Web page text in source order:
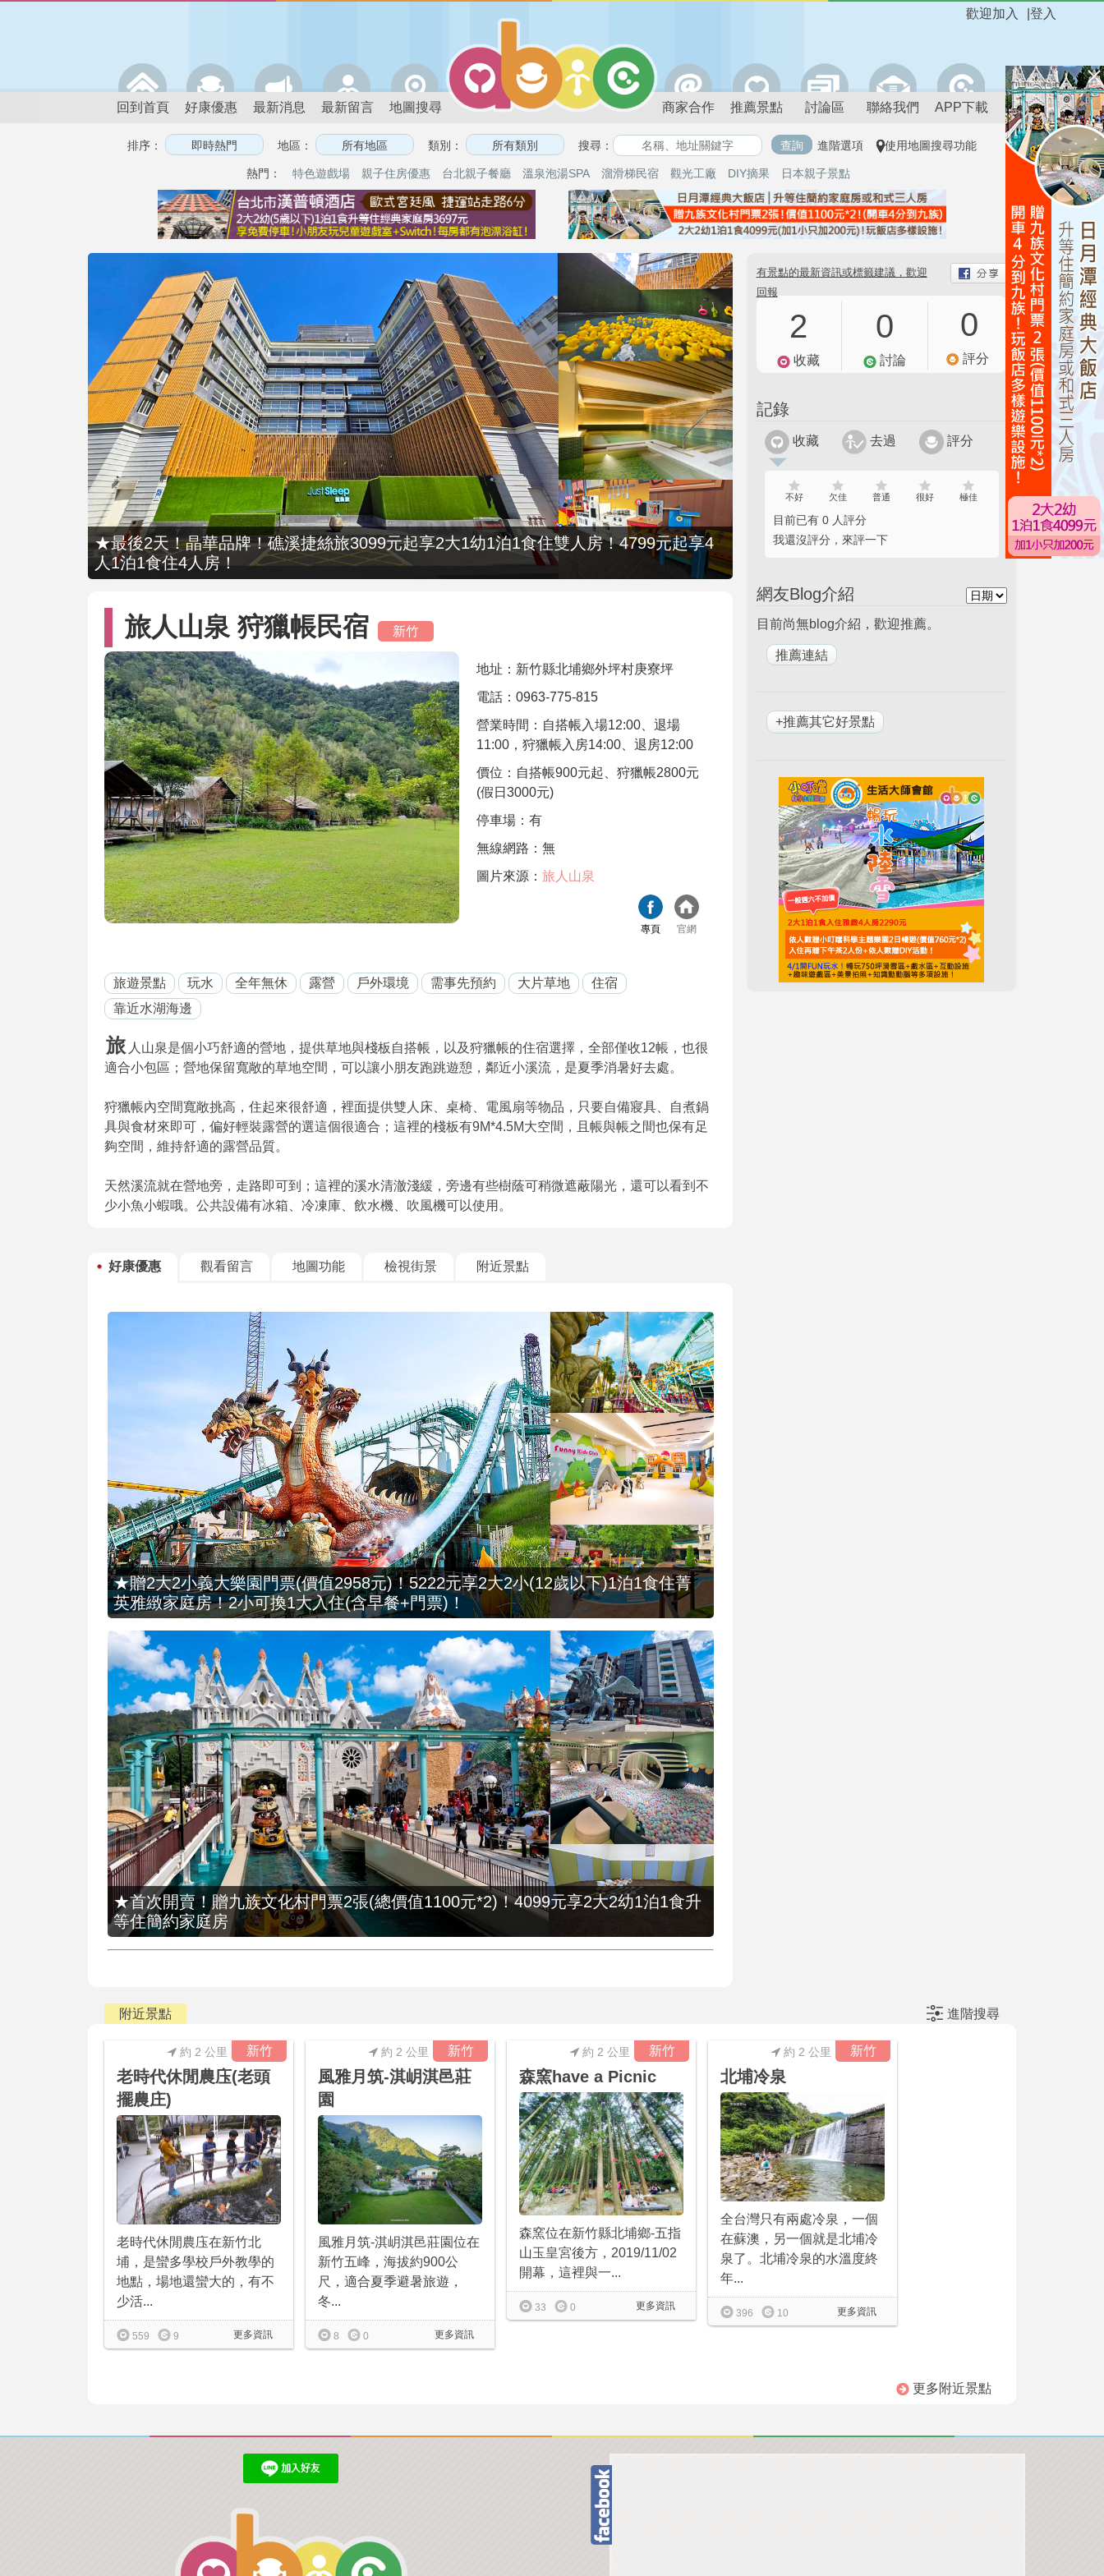
登入
歡迎加入
回到首頁 好康優惠 最新消息 最新留言 地圖搜尋 商家合作 推薦景點 討論區 聯絡我們 APP下載
排序： 地區： 類別： 搜尋： 進階選項 使用地圖搜尋功能
熱門： 特色遊戲場 親子住房優惠 台北親子餐廳 溫泉泡湯SPA 溜滑梯民宿 觀光工廠 DIY摘果 日本親子景點
★最後2天！晶華品牌！礁溪捷絲旅3099元起享2大1幼1泊1食住雙人房！4799元起享4
人1泊1食住4人房！
旅人山泉 狩獵帳民宿 新竹
地址：新竹縣北埔鄉外坪村庚寮坪
電話：0963-775-815
營業時間：自搭帳入場12:00、退場
11:00，狩獵帳入房14:00、退房12:00
價位：自搭帳900元起、狩獵帳2800元
(假日3000元)
停車場：有
無線網路：無
圖片來源：旅人山泉
專頁 官網
旅遊景點 玩水 全年無休 露營 戶外環境 需事先預約 大片草地
住宿
靠近水湖海邊
旅 人山泉是個小巧舒適的營地，提供草地與棧板自搭帳，以及狩獵帳的住宿選擇，全部僅收12帳，也很
適合小包區；營地保留寬敞的草地空間，可以讓小朋友跑跳遊憩，鄰近小溪流，是夏季消暑好去處。
狩獵帳內空間寬敞挑高，住起來很舒適，裡面提供雙人床、桌椅、電風扇等物品，只要自備寢具、自煮鍋
具與食材來即可，偏好輕裝露營的選這個很適合；這裡的棧板有9M*4.5M大空間，且帳與帳之間也保有足
夠空間，維持舒適的露營品質。
天然溪流就在營地旁，走路即可到；這裡的溪水清澈淺緩，旁邊有些樹蔭可稍微遮蔽陽光，還可以看到不
少小魚小蝦哦。公共設備有冰箱、冷凍庫、飲水機、吹風機可以使用。
好康優惠 觀看留言 地圖功能 檢視街景 附近景點
★贈2大2小義大樂園門票(價值2958元)！5222元享2大2小(12歲以下)1泊1食住菁
英雅緻家庭房！2小可換1大入住(含早餐+門票)！
★首次開賣！贈九族文化村門票2張(總價值1100元*2)！4099元享2大2幼1泊1食升
等住簡約家庭房
有景點的最新資訊或標籤建議，歡迎
回報
2
收藏
0
討論
0
評分
記錄
收藏 去過 評分
不好 欠佳 普通 很好 極佳
目前已有 0 人評分
我還沒評分，來評一下
網友Blog介紹
目前尚無blog介紹，歡迎推薦。
+推薦其它好景點
附近景點 進階搜尋
新竹
約 2 公里
老時代休閒農庒(老頭
擺農庄)
老時代休閒農庒在新竹北
埔，是蠻多學校戶外教學的
地點，場地還蠻大的，有不
少活...
更多資訊
559 9
新竹
約 2 公里
風雅月筑-淇岄淇邑莊
園
風雅月筑-淇岄淇邑莊園位在
新竹五峰，海拔約900公
尺，適合夏季避暑旅遊，
冬...
更多資訊
8 0
新竹
約 2 公里
森窯have a Picnic
森窯位在新竹縣北埔鄉-五指
山玉皇宮後方，2019/11/02
開幕，這裡與一...
更多資訊
33 0
新竹
約 2 公里
北埔冷泉
全台灣只有兩處冷泉，一個
在蘇澳，另一個就是北埔冷
泉了。北埔冷泉的水溫度終
年...
更多資訊
396 10
更多附近景點